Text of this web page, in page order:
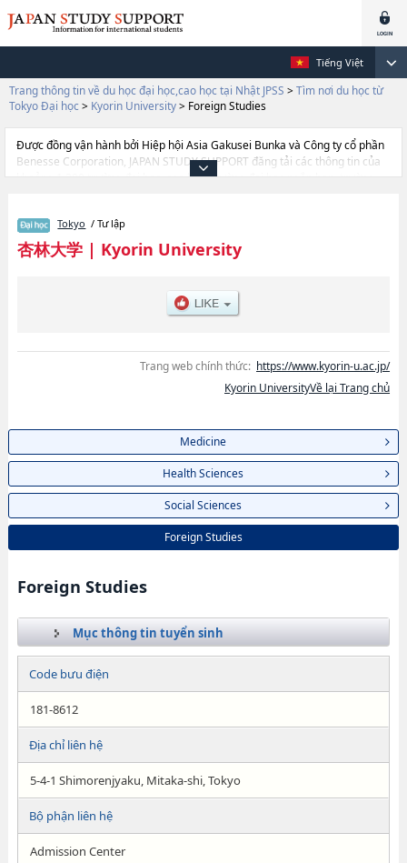
Tiếng Việt
Trang thông tin về du học đại học,cao học tại Nhật JPSS > Tìm nơi du học từ
Tokyo Đại học > Kyorin University> Foreign Studies
Được đồng vận hành bởi Hiệp hội Asia Gakusei Bunka và Công ty cổ phần
Benesse Corporation, JAPAN STUDY SUPPORT đăng tải các thông tin của
khoảng 1.300 trường đại học, cao học, trường đại học ngắn hạn, trường
thiết dành cho du học sinh, như là về các Ngành MedicinehoặcNgành
Health ScienceshoặcNgành Social ScienceshoặcNgành Foreign Studies,
thông tin về từng ngành học, thông tin liên quan đến thi tuyển như số
Tokyo / Tư lập
杏林大学| Kyorin University
Trang web chính thức: https://www.kyorin-u.ac.jp/
Kyorin UniversityVề lại Trang chủ
Medicine
Health Sciences
Social Sciences
Foreign Studies
Foreign Studies
Mục thông tin tuyển sinh
Code bưu điện
181-8612
Địa chỉ liên hệ
5-4-1 Shimorenjyaku, Mitaka-shi, Tokyo
Bộ phận liên hệ
Admission Center